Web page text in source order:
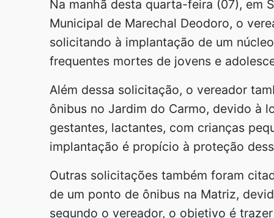
Na manhã desta quarta-feira (07), em
Municipal de Marechal Deodoro, o
solicitando à implantação de um
frequentes mortes de jovens e
Além dessa solicitação, o vereador
ônibus no Jardim do Carmo, devido à
gestantes, lactantes, com crianças
implantação é propício à proteção
Outras solicitações também foram
de um ponto de ônibus na Matriz,
segundo o vereador, o objetivo é